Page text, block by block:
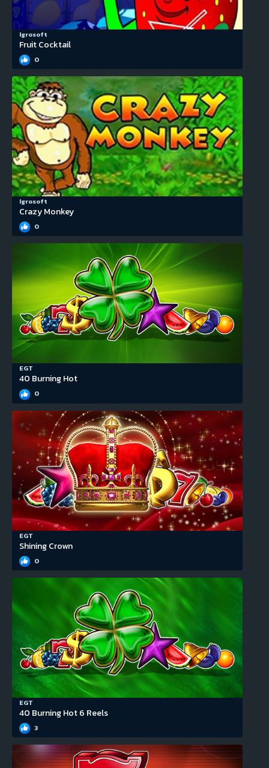
Igrosoft
Fruit Cocktail
0
Igrosoft
Crazy Monkey
0
EGT
40 Burning Hot
0
EGT
Shining Crown
0
EGT
40 Burning Hot 6 Reels
3